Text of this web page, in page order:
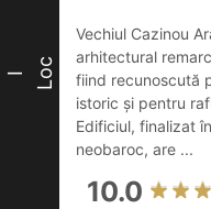
I Loc
Vechiul Cazinou
arhitectural
fiind recunoscută
istoric și pentru
Edificiul, finalizat
neobaroc, are ...
10.0